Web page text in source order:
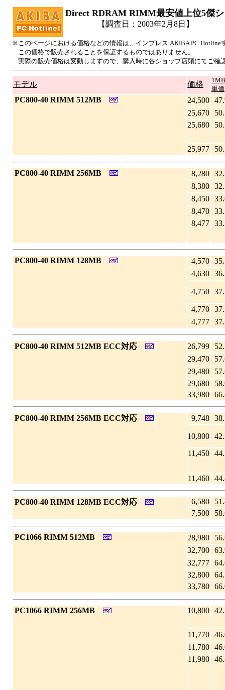
Direct RDRAM RIMM最安値上位5傑
【調査日：2003年2月8日】
※このページにおける価格などの情報は、インプレス AKIBA PC
この価格で販売されることを保証するものではありません。
実際の販売価格は変動しますので、購入時に各ショップ店頭にてご確
モデル 価格
1MB
単価
PC800-40 RIMM 512MB 24,500
25,670
25,680
25,977
PC800-40 RIMM 256MB 8,280
8,380
8,450
8,470
8,477
PC800-40 RIMM 128MB 4,570
4,630
4,750
4,770
4,777
PC800-40 RIMM 512MB ECC対応 26,799
29,470
29,480
29,680
33,980
PC800-40 RIMM 256MB ECC対応 9,748
10,800
11,450
11,460
PC800-40 RIMM 128MB ECC対応 6,580
7,500
PC1066 RIMM 512MB 28,980
32,700
32,777
32,800
33,780
PC1066 RIMM 256MB 10,800
11,770
11,780
11,980